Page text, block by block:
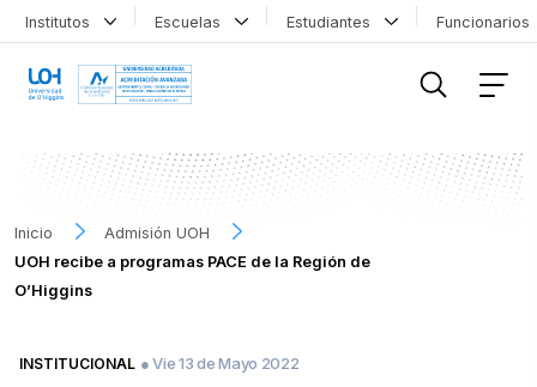
Institutos Escuelas Estudiantes
Inicio
Admisión UOH
UOH recibe a programas PACE de la Región de
O’Higgins
INSTITUCIONAL ● Vie 13 de Mayo 2022